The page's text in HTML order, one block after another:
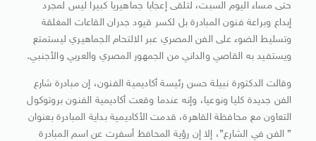
حتى مساء اليوم السبت، لتلقى إعجابا جماهيريا كبيرا ليس لمجرد
إبداع وبراعة فنون المبادرة بل لكسر قيود جدران القاعات المغلقة
وتسليط الضوء على الفن المصري عبر الالتحام الجماهيري ليستمتع
ويستفيد به القاصي والداني من الجمهور المصري والعربي والأجنبي.
وقالت الدكتورة نبيلة حسن رئيسة أكاديمية الفنون، إن مبادرة شارع
الفن جديدة كليا ونوعيا، وإنه عندما وقعت أكاديمية الفنون بروتوكول
التعاون مع محافظة القاهرة، قدمت الأكاديمية بداية المبادرة بعنوان
” الفن في الشارع”، إلا إن رؤية المحافظ أسفرت عن اسم المبادرة